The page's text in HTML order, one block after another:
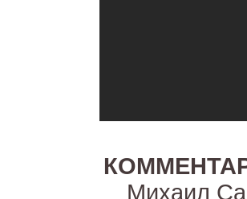
Михаил